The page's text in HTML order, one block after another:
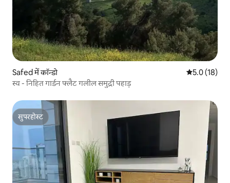
Safed में कॉन्डो औसत रेटिंग 5
5.0 (18)
स्व - निहित गार्डन फ्लैट गलील समुद्री पहाड़
सुपरहोस्ट
सुपरहोस्ट